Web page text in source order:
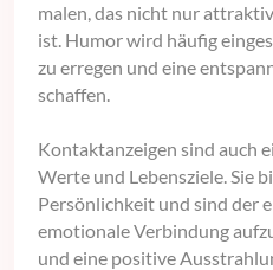
malen, das nicht nur
ist. Humor wird häufig
zu erregen und eine
schaffen.
Kontaktanzeigen sind auch
Werte und Lebensziele. Sie
Persönlichkeit und sind der
emotionale Verbindung
und eine positive